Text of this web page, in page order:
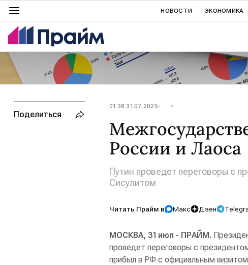
НОВОСТИ ЭКОНОМИКА
01:38 31.07.2025
России и Лаоса
Путин проведет переговоры с
Сисулитом
Читать Прайм в Макс Дзен
МОСКВА, 31 июл - ПРАЙМ.
проведет переговоры с
прибыл в РФ с официальным
Поделиться